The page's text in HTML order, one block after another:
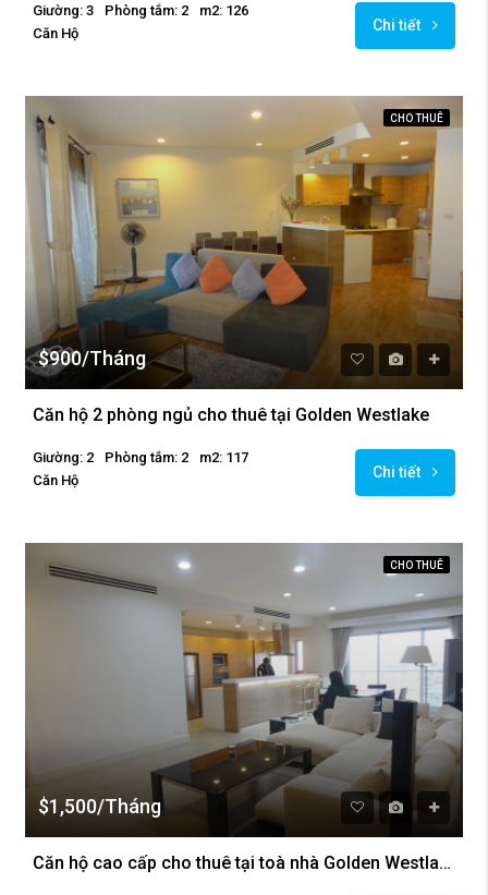
Giường: 3 Phòng tắm: 2
m2: 126
Căn Hộ
Chi tiết
CHO THUÊ
$900/Tháng
Căn hộ 2 phòng ngủ cho thuê tại Golden Westlake
Giường: 2 Phòng tắm: 2
m2: 117
Căn Hộ
Chi tiết
CHO THUÊ
$1,500/Tháng
Căn hộ cao cấp cho thuê tại toà nhà Golden Westlake, Ba Đình